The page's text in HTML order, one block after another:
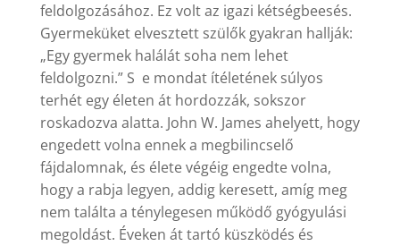
feldolgozásához. Ez volt az igazi kétségbeesés.
Gyermeküket elvesztett szülők gyakran hallják:
„Egy gyermek halálát soha nem lehet
feldolgozni.” S e mondat ítéletének súlyos
terhét egy életen át hordozzák, sokszor
roskadozva alatta. John W. James ahelyett, hogy
engedett volna ennek a megbilincselő
fájdalomnak, és élete végéig engedte volna,
hogy a rabja legyen, addig keresett, amíg meg
nem találta a ténylegesen működő gyógyulási
megoldást. Éveken át tartó küszködés és